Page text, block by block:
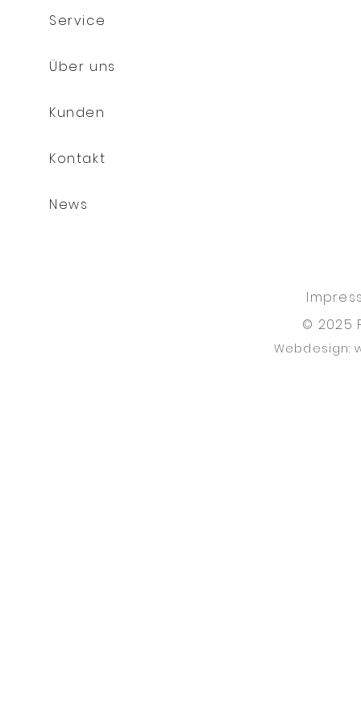
Service
Über uns
Kunden
Kontakt
News
© 2025
Webdesign: